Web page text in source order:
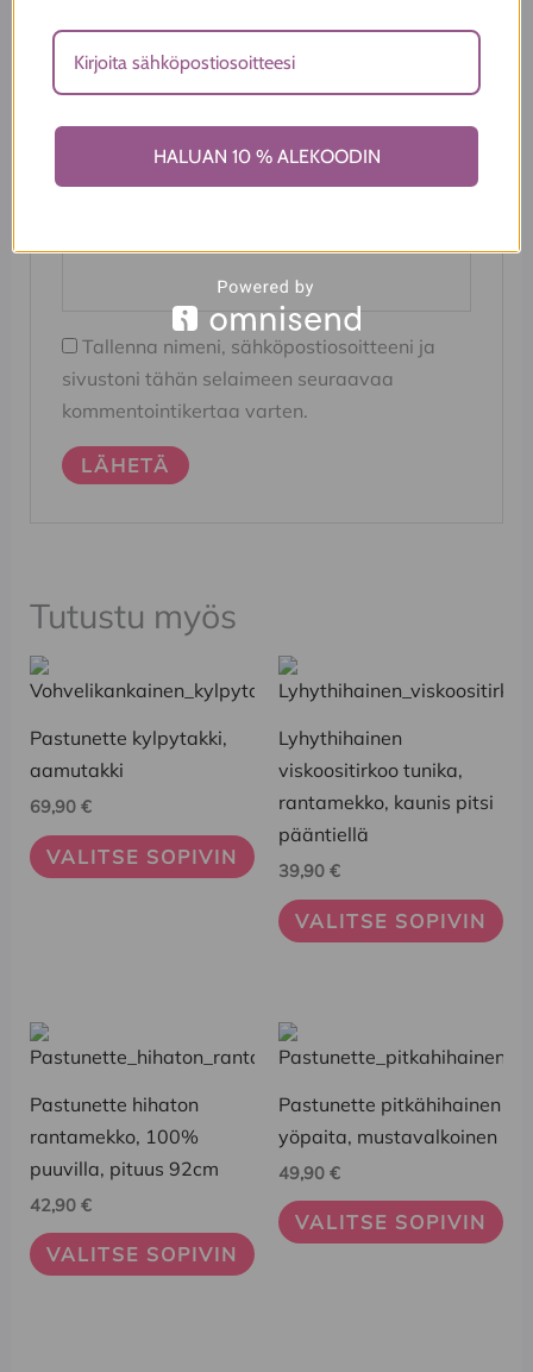
Tallenna nimeni, sähköpostiosoitteeni ja
sivustoni tähän selaimeen seuraavaa
kommentointikertaa varten.
Tutustu myös
Pastunette kylpytakki,
aamutakki
69,90 €
VALITSE SOPIVIN
Tällä
tuotteella
on
useampi
muunnelma.
Voit
tehdä
Lyhythihainen
viskoositirkoo tunika,
rantamekko, kaunis pitsi
pääntiellä
39,90 €
VALITSE SOPIVIN
Tällä
tuotteella
on
useampi
muunnelma.
Voit
tehdä
valinnat
tuotteen
Pastunette hihaton
rantamekko, 100%
puuvilla, pituus 92cm
42,90 €
VALITSE SOPIVIN
Tällä
tuotteella
on
useampi
muunnelma.
Voit
tehdä
valinnat
Pastunette pitkähihainen
yöpaita, mustavalkoinen
49,90 €
VALITSE SOPIVIN
Tällä
tuotteella
on
useampi
muunnelma.
Voit
tehdä
HALUAN 10 % ALEKOODIN